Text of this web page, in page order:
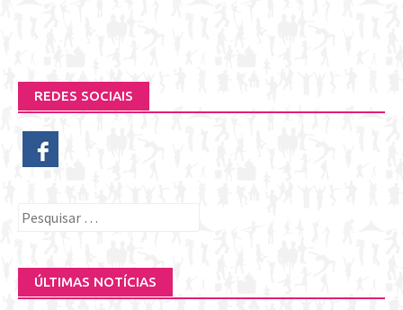
REDES SOCIAIS
Pesquisar
ÚLTIMAS NOTÍCIAS